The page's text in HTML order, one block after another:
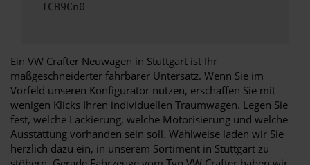
ICB9Cn0=
Ein VW Crafter Neuwagen in Stuttgart ist Ihr
maßgeschneiderter fahrbarer Untersatz. Wenn Sie im
Vorfeld unseren Konfigurator nutzen, erschaffen Sie mit
wenigen Klicks Ihren individuellen Traumwagen. Legen Sie
fest, welche Lackierung, welche Motorisierung und welche
Ausstattung vorhanden sein soll. Wahlweise laden wir Sie
herzlich dazu ein, in unserem Sortiment in Stuttgart zu